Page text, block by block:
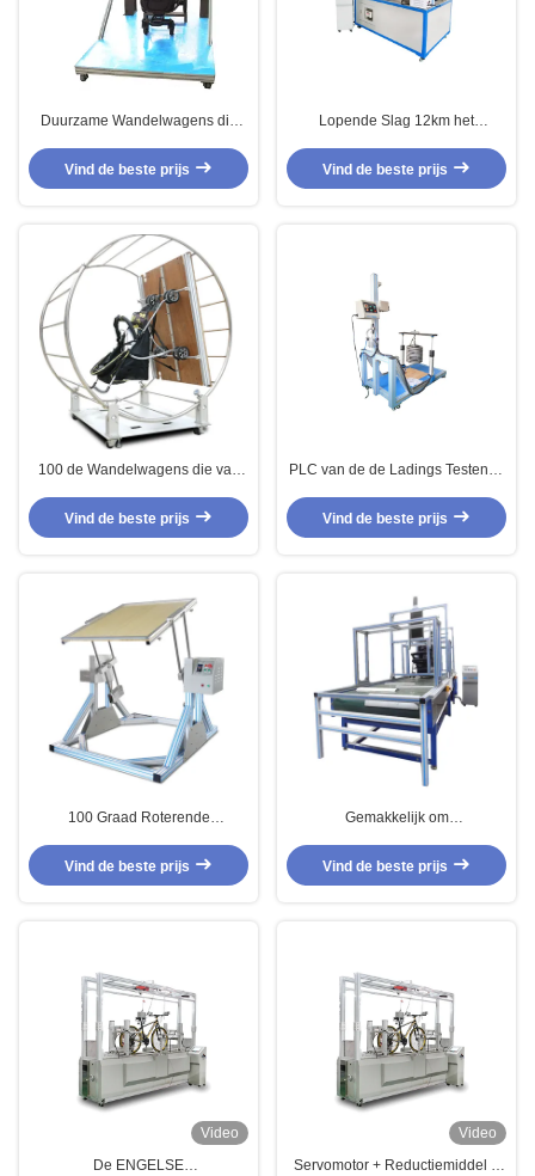
Duurzame Wandelwagens die
Handwandelwagens neer met
ASTM-Normen testen
Vind de beste prijs
Lopende Slag 12km het
Duurzaamheidstest/de
Schuringsmeetapparaat van de
Vind de beste prijs
100 de Wandelwagens die van
voor Kinderwagens testen
Vind de beste prijs
PLC van de de Ladings Testende
geitjesautoped de Statische Wijze
Vind de beste prijs
100 Graad Roterende
de Test van de
Vind de beste prijs
Gemakkelijk om
werking te stellen die Machine
voor het Lopen Simulatie testen
Vind de beste prijs
Video
De ENGELSE
Video
Servomotor + Reductiemiddel +